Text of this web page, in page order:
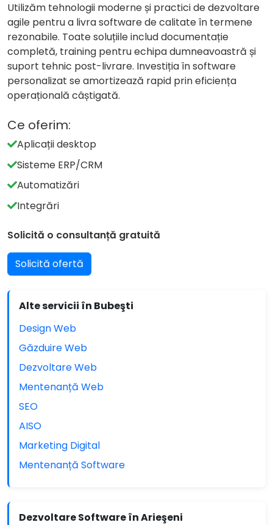
Utilizăm tehnologii moderne și practici de dezvoltare
agile pentru a livra software de calitate în termene
rezonabile. Toate soluțiile includ documentație
completă, training pentru echipa dumneavoastră și
suport tehnic post-livrare. Investiția în software
personalizat se amortizează rapid prin eficiența
operațională câștigată.
Ce oferim:
Aplicații desktop
Sisteme ERP/CRM
Automatizări
Integrări
Solicită o consultanță gratuită
Solicită ofertă
Alte servicii în Bubeşti
Design Web
Găzduire Web
Dezvoltare Web
Mentenanță Web
SEO
AISO
Marketing Digital
Mentenanță Software
Dezvoltare Software în Arieşeni